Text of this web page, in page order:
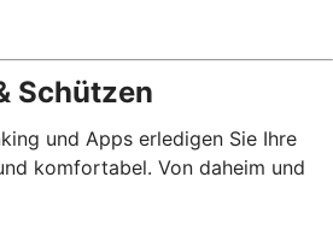
Schützen
und Apps erledigen Sie Ihre
komfortabel. Von daheim und